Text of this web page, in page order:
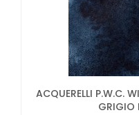
ACQUERELLI P.W.C.
GRIGIO